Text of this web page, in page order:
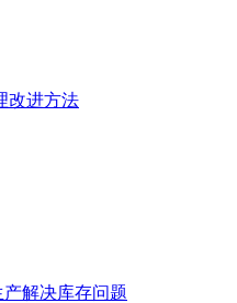
改进方法
解决库存问题